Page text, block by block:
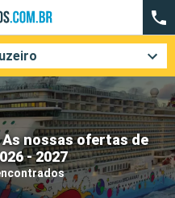
As nossas ofertas de
- 2027